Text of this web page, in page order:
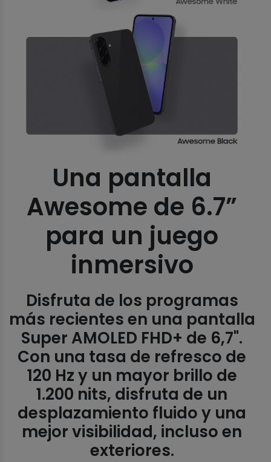
Una pantalla
Awesome de 6.7”
para un juego
inmersivo
Disfruta de los programas
más recientes en una pantalla
Super AMOLED FHD+ de 6,7".
Con una tasa de refresco de
120 Hz y un mayor brillo de
1.200 nits, disfruta de un
desplazamiento fluido y una
mejor visibilidad, incluso en
exteriores.